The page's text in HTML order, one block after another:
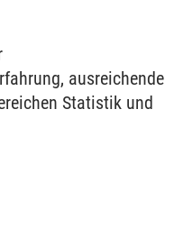
ausreichende
Statistik und